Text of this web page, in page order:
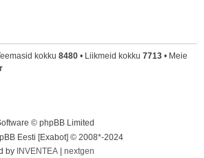
kokku 8480 • Liikmeid kokku 7713 • Meie
© phpBB Limited
Eesti [Exabot] © 2008*-2024
by INVENTEA | nextgen